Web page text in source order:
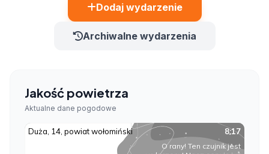
Dodaj wydarzenie
Archiwalne wydarzenia
Jakość powietrza
Aktualne dane pogodowe